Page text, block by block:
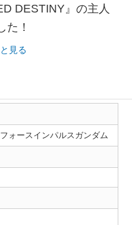
DESTINY』の主人
た！
見る
ォースインパルスガンダム